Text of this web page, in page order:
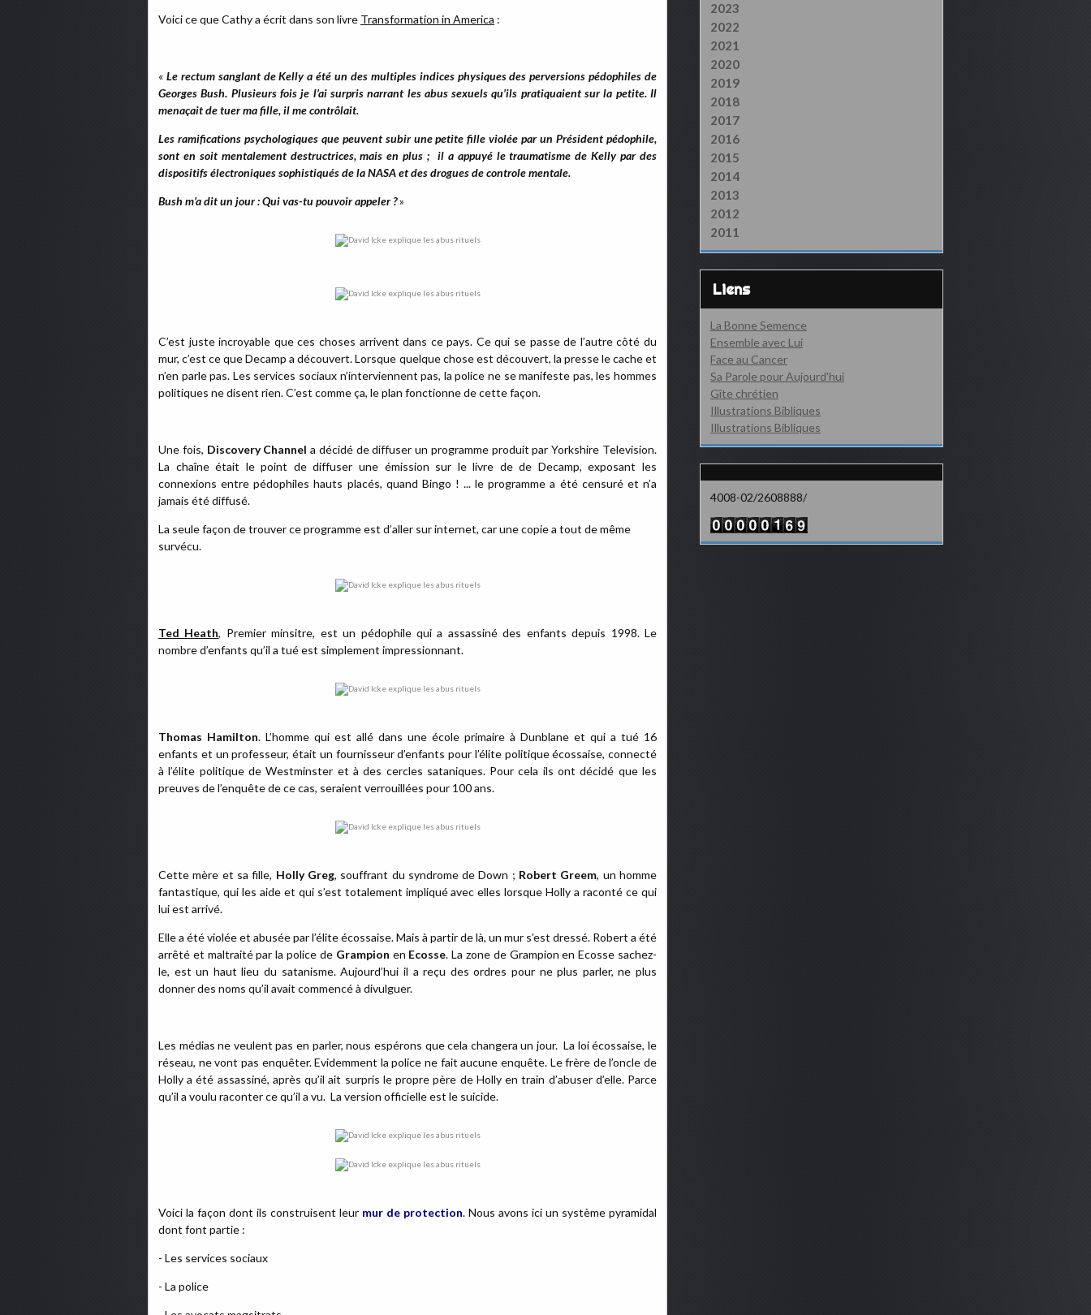
Voici ce que Cathy a écrit dans son livre Transformation in America :
« Le rectum sanglant de Kelly a été un des multiples indices physiques des perversions pédophiles de
Georges Bush. Plusieurs fois je l’ai surpris narrant les abus sexuels qu’ils pratiquaient sur la petite. Il
menaçait de tuer ma fille, il me contrôlait.
Les ramifications psychologiques que peuvent subir une petite fille violée par un Président pédophile,
sont en soit mentalement destructrices, mais en plus ; il a appuyé le traumatisme de Kelly par des
dispositifs électroniques sophistiqués de la NASA et des drogues de controle mentale.
Bush m’a dit un jour : Qui vas-tu pouvoir appeler ?»
C’est juste incroyable que ces choses arrivent dans ce pays. Ce qui se passe de l’autre côté du
mur, c’est ce que Decamp a découvert. Lorsque quelque chose est découvert, la presse le cache et
n’en parle pas. Les services sociaux n’interviennent pas, la police ne se manifeste pas, les hommes
politiques ne disent rien. C’est comme ça, le plan fonctionne de cette façon.
Une fois, Discovery Channel a décidé de diffuser un programme produit par Yorkshire Television.
La chaîne était le point de diffuser une émission sur le livre de de Decamp, exposant les
connexions entre pédophiles hauts placés, quand Bingo ! ... le programme a été censuré et n’a
jamais été diffusé.
La seule façon de trouver ce programme est d’aller sur internet, car une copie a tout de même
survécu.
Ted Heath, Premier minsitre, est un pédophile qui a assassiné des enfants depuis 1998. Le
nombre d’enfants qu’il a tué est simplement impressionnant.
Thomas Hamilton. L’homme qui est allé dans une école primaire à Dunblane et qui a tué 16
enfants et un professeur, était un fournisseur d’enfants pour l’élite politique écossaise, connecté
à l’élite politique de Westminster et à des cercles sataniques. Pour cela ils ont décidé que les
preuves de l’enquête de ce cas, seraient verrouillées pour 100 ans.
Cette mère et sa fille, Holly Greg, souffrant du syndrome de Down ; Robert Greem, un homme
fantastique, qui les aide et qui s’est totalement impliqué avec elles lorsque Holly a raconté ce qui
lui est arrivé.
Elle a été violée et abusée par l’élite écossaise. Mais à partir de là, un mur s’est dressé. Robert a été
arrêté et maltraité par la police de Grampion en Ecosse. La zone de Grampion en Ecosse sachez-
le, est un haut lieu du satanisme. Aujourd’hui il a reçu des ordres pour ne plus parler, ne plus
donner des noms qu’il avait commencé à divulguer.
Les médias ne veulent pas en parler, nous espérons que cela changera un jour. La loi écossaise, le
réseau, ne vont pas enquêter. Evidemment la police ne fait aucune enquête. Le frère de l’oncle de
Holly a été assassiné, après qu’il ait surpris le propre père de Holly en train d’abuser d’elle. Parce
qu’il a voulu raconter ce qu’il a vu. La version officielle est le suicide.
Voici la façon dont ils construisent leur mur de protection. Nous avons ici un système pyramidal
dont font partie :
- Les services sociaux
- La police
2023
2022
2021
2020
2019
2018
2017
2016
2015
2014
2013
2012
2011
Liens
La Bonne Semence
Ensemble avec Lui
Face au Cancer
Sa Parole pour Aujourd'hui
Gîte chrétien
Illustrations Bibliques
Illustrations Bibliques
4008-02/2608888/